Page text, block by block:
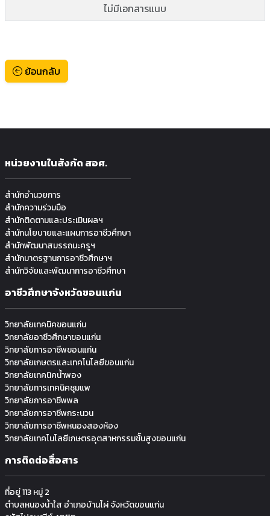
ไม่มีเอกสารแนบ
ย้อนกลับ
หน่วยงานในสังกัด สอศ.
สำนักอำนวยการ
สำนักความร่วมมือ
สำนักติดตามและประเมินผลฯ
สำนักนโยบายและแผนการอาชีวศึกษา
สำนักพัฒนาสมรรถนะครูฯ
สำนักมาตรฐานการอาชีวศึกษาฯ
สำนักวิจัยและพัฒนาการอาชีวศึกษา
อาชีวศึกษาจังหวัดขอนแก่น
วิทยาลัยเทคนิคขอนแก่น
วิทยาลัยอาชีวศึกษาขอนแก่น
วิทยาลัยการอาชีพขอนแก่น
วิทยาลัยเกษตรและเทคโนโลยีขอนแก่น
วิทยาลัยเทคนิคน้ำพอง
วิทยาลัยการเทคนิคชุมแพ
วิทยาลัยการอาชีพพล
วิทยาลัยการอาชีพกระนวน
วิทยาลัยการอาชีพหนองสองห้อง
วิทยาลัยเทคโนโลยีเกษตรอุตสาหกรรมช้ันสูงขอนแก่น
การติดต่อสื่อสาร
ที่อยู่ 113 หมู่ 2
ตำบลหนองน้ำใส อำเภอบ้านไผ่ จังหวัดขอนแก่น